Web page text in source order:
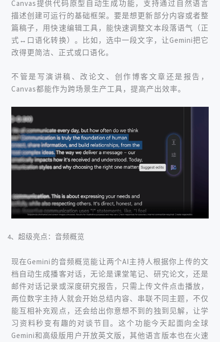
Canvas提供代码原型自动生成功能，支持通过自然语言
描述创建可运行的基础框架。要是想更新部分内容或者整
篇稿子，用快速编辑工具，能快速调整文本段落语气（正
式↔口语化转换）。
比如，选中一段文字，让Gemini把它
改得更简洁、正式或口语化。
不管是写演讲稿、改论文、创作博客文章还是报告，
Canvas都能作为跨场景生产工具， 提高产出效率。
4、超级亮点：音频概览
现在Gemini的音频概览能让两个AI主持人根据你上传的文
档自动生成播客对话， 无论是课堂笔记、研究论文，还是
邮件对话记录或深度研究报告， 只需上传文件点击播放，
两位数字主持人就会开始总结内容、串联不同主题，不仅
能互相补充观点，还会给出你意想不到的独到见解，让学
习资料秒变有趣的对谈节目。这个功能今天起面向全球
Gemini和高级版用户开放英文版，其他语言版本也在火速